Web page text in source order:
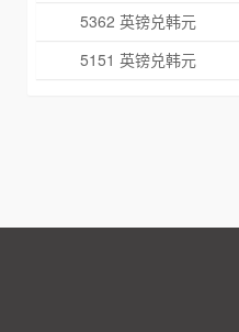
5362 英镑兑韩元
5151 英镑兑韩元